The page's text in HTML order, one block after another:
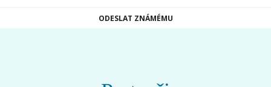
ODESLAT ZNÁMÉMU